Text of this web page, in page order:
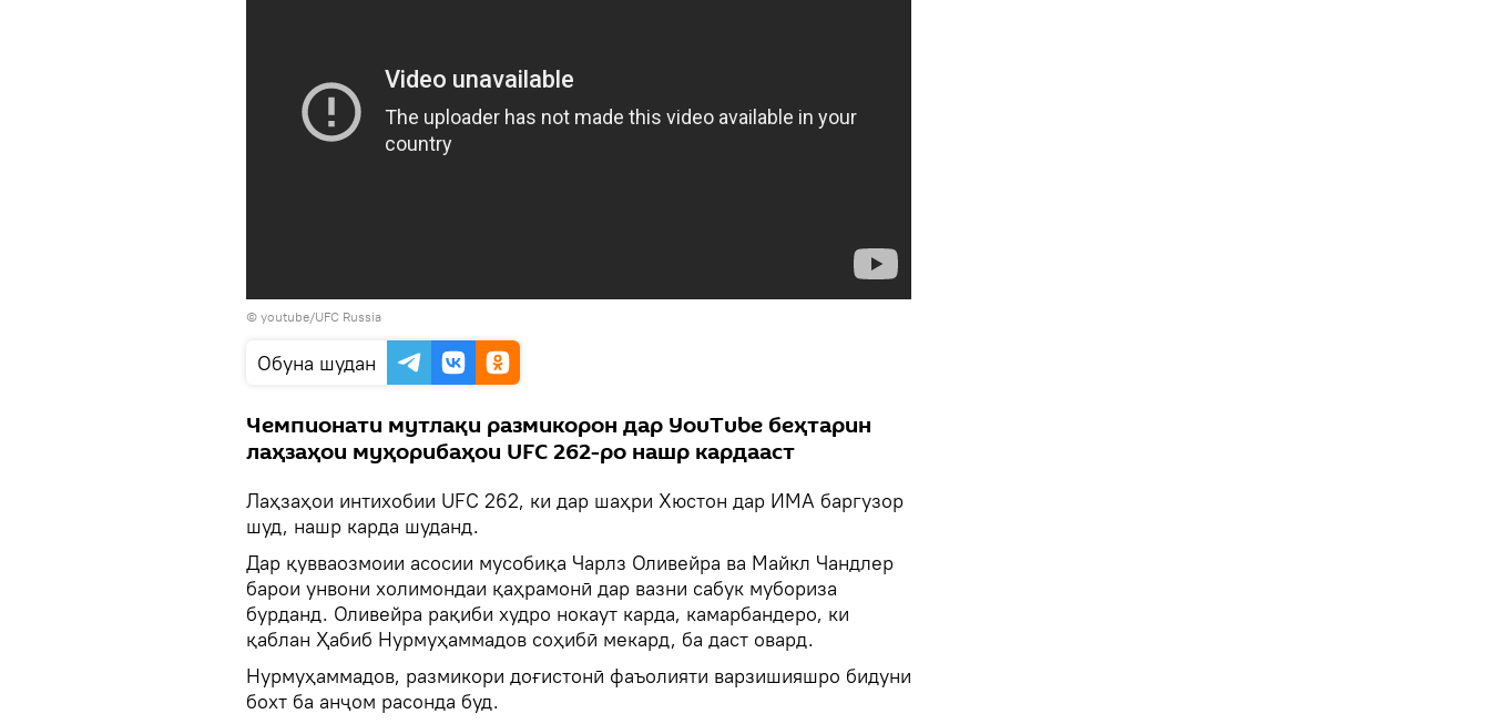
© youtube/UFC Russia
Обуна шудан
Чемпионати мутлақи размикорон дар YouTube беҳтарин
лаҳзаҳои муҳорибаҳои UFC 262-ро нашр кардааст
Лаҳзаҳои интихобии UFC 262, ки дар шаҳри Хюстон дар ИМА баргузор
шуд, нашр карда шуданд.
Дар қувваозмоии асосии мусобиқа Чарлз Оливейра ва Майкл Чандлер
барои унвони холимондаи қаҳрамонӣ дар вазни сабук мубориза
бурданд. Оливейра рақиби худро нокаут карда, камарбандеро, ки
қаблан Ҳабиб Нурмуҳаммадов соҳибӣ мекард, ба даст овард.
Нурмуҳаммадов, размикори доғистонӣ фаъолияти варзишияшро бидуни
бохт ба анҷом расонда буд.